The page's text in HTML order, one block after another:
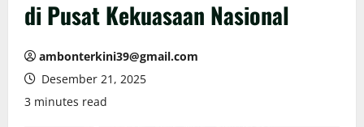
di Pusat Kekuasaan Nasional
ambonterkini39@gmail.com
Desember 21, 2025
3 minutes read